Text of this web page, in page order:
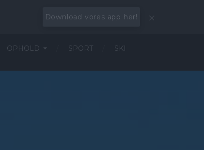
Download vores app her!
OPHOLD SPORT SKI